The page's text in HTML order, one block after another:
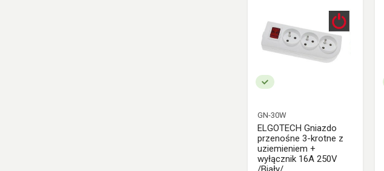
GN-30W
ELGOTECH Gniazdo
przenośne 3-krotne z
uziemieniem +
wyłącznik 16A 250V